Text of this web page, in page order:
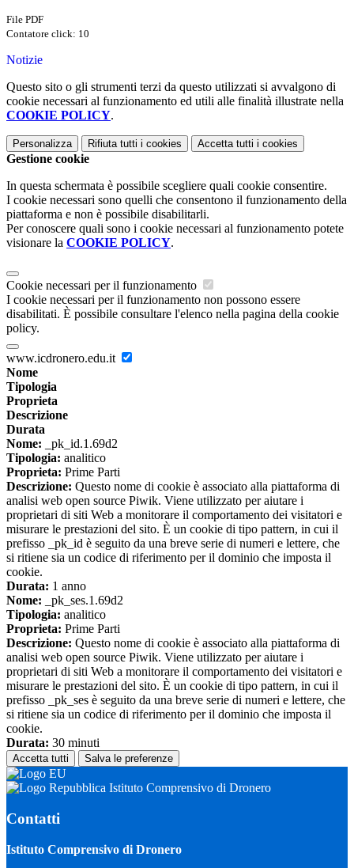
File PDF
Contatore click: 10
Notizie
Questo sito o gli strumenti terzi da questo utilizzati si avvalgono di
cookie necessari al funzionamento ed utili alle finalità illustrate nella
COOKIE POLICY.
Personalizza Rifiuta tutti i cookies Accetta tutti i cookies
Gestione cookie
In questa schermata è possibile scegliere quali cookie consentire.
I cookie necessari sono quelli che consentono il funzionamento della
piattaforma e non è possibile disabilitarli.
Per conoscere quali sono i cookie necessari al funzionamento potete
visionare la COOKIE POLICY.
Cookie necessari per il funzionamento
I cookie necessari per il funzionamento non possono essere
disabilitati. È possibile consultare l'elenco nella pagina della cookie
policy.
www.icdronero.edu.it
Nome
Tipologia
Proprieta
Descrizione
Durata
Nome: _pk_id.1.69d2
Tipologia: analitico
Proprieta: Prime Parti
Descrizione: Questo nome di cookie è associato alla piattaforma di
analisi web open source Piwik. Viene utilizzato per aiutare i
proprietari di siti Web a monitorare il comportamento dei visitatori e
misurare le prestazioni del sito. È un cookie di tipo pattern, in cui il
prefisso _pk_id è seguito da una breve serie di numeri e lettere, che
si ritiene sia un codice di riferimento per il dominio che imposta il
cookie.
Durata: 1 anno
Nome: _pk_ses.1.69d2
Tipologia: analitico
Proprieta: Prime Parti
Descrizione: Questo nome di cookie è associato alla piattaforma di
analisi web open source Piwik. Viene utilizzato per aiutare i
proprietari di siti Web a monitorare il comportamento dei visitatori e
misurare le prestazioni del sito. È un cookie di tipo pattern, in cui il
prefisso _pk_ses è seguito da una breve serie di numeri e lettere, che
si ritiene sia un codice di riferimento per il dominio che imposta il
cookie.
Durata: 30 minuti
Accetta tutti Salva le preferenze
Istituto Comprensivo di Dronero
Contatti
Istituto Comprensivo di Dronero